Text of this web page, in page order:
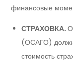
финансовые
СТРАХОВКА.
(ОСАГО)
стоимость